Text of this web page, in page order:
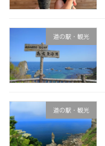
道の駅・観光
道の駅・観光